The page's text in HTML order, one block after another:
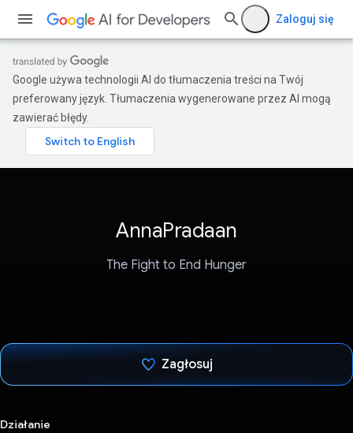
Zaloguj się
Google używa technologii AI do tłumaczenia treści na Twój
preferowany język. Tłumaczenia wygenerowane przez AI mogą
zawierać błędy.
AnnaPradaan
The Fight to End Hunger
Zagłosuj
Działanie